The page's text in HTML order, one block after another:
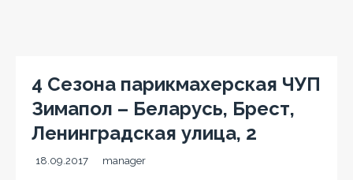
4 Сезона парикмахерская ЧУП
Зимапол – Беларусь, Брест,
Ленинградская улица, 2
18.09.2017 manager